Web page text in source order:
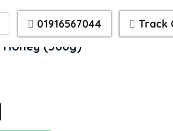
01916567044 Track
(500g)